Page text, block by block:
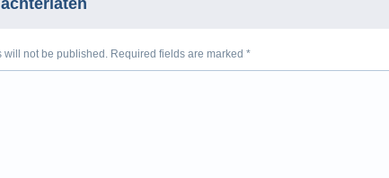
will not be published. Required fields are marked *